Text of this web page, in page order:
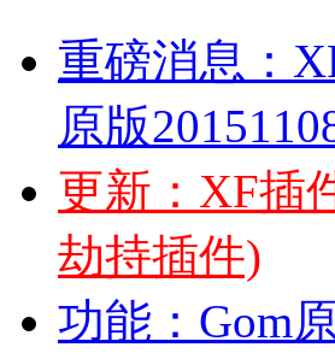
重磅消息：
原版
更新：XF插
劫持插件)
功能：Gom